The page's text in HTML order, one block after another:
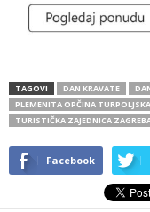
TAGOVI DAN KRAVATE
PLEMENITA OPČINA TURPOLJSKA
TURISTIČKA ZAJEDNICA
Facebook